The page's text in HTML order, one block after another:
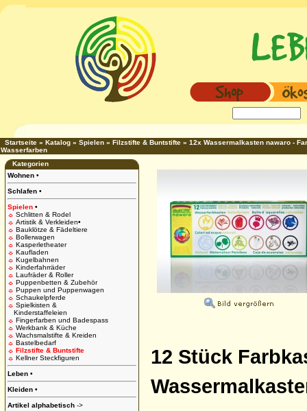
Startseite » Katalog » Spielen » Filzstifte & Buntstifte » 12x Wassermalkasten nawaro -
Wasserfarben
Kategorien
Wohnen •
Schlafen •
Spielen •
☼ Schlitten & Rodel
☼ Artistik & Verkleiden•
☼ Bauklötze & Fädeltiere
☼ Bollerwagen
☼ Kasperletheater
☼ Kaufladen
☼ Kugelbahnen
☼ Kinderfahrräder
☼ Laufräder & Roller
☼ Puppenbetten & Zubehör
☼ Puppen und Puppenwagen
☼ Schaukelpferde
☼ Spielkisten &
Kinderstaffeleien
☼ Fingerfarben und Badespass
☼ Werkbank & Küche
☼ Wachsmalstifte & Kreiden
☼ Bastelbedarf
☼ Filzstifte & Buntstifte
☼ Kellner Steckfiguren
Leben •
Kleiden •
Artikel alphabetisch ->
12 Stück